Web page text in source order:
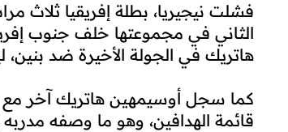
فشلت نيجيريا، بطلة إفريقيا ثلاث
الثاني في مجموعتها خلف جنوب
هاتريك في الجولة الأخيرة ضد
كما سجل أوسيمهين هاتريك آخر مع
قائمة الهدافين، وهو ما وصفه